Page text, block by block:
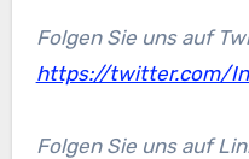
Folgen Sie uns auf
https://twitter.com/
Folgen Sie uns auf